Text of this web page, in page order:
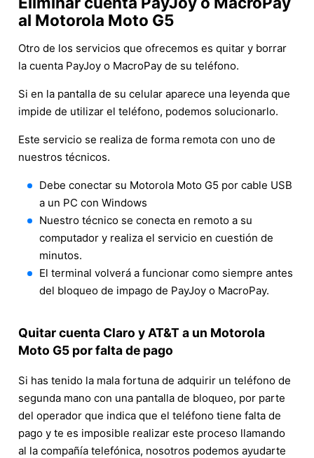
al Motorola Moto G5
Otro de los servicios que ofrecemos es quitar y borrar
la cuenta PayJoy o MacroPay de su teléfono.
Si en la pantalla de su celular aparece una leyenda que
impide de utilizar el teléfono, podemos solucionarlo.
Este servicio se realiza de forma remota con uno de
nuestros técnicos.
Debe conectar su Motorola Moto G5 por cable USB
a un PC con Windows
Nuestro técnico se conecta en remoto a su
computador y realiza el servicio en cuestión de
minutos.
El terminal volverá a funcionar como siempre antes
del bloqueo de impago de PayJoy o MacroPay.
Quitar cuenta Claro y AT&T a un Motorola
Moto G5 por falta de pago
Si has tenido la mala fortuna de adquirir un teléfono de
segunda mano con una pantalla de bloqueo, por parte
del operador que indica que el teléfono tiene falta de
pago y te es imposible realizar este proceso llamando
al la compañía telefónica, nosotros podemos ayudarte